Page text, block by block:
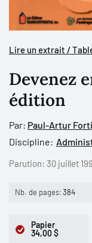
Lire un extrait /
Devenez
édition
Par: Paul-Artur
Discipline:
Parution: 30 juillet
Nb. de pages:384
Papier
34,00 $